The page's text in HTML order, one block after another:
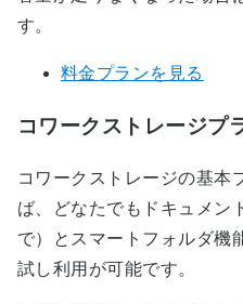
す。
料金プランを見る
コワークストレージプ
コワークストレージの基本
ば、どなたでもドキュメン
で）とスマートフォルダ機
試し利用が可能です。